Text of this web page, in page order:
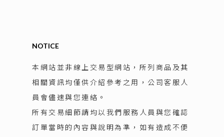
NOTICE
本網站並非線上交易型網站，所列商品及其
相關資訊均僅供介紹參考之用，公司客服人
員會儘速與您連絡。
所有交易細節請均以我們服務人員與您確認
訂單當時的內容與說明為準，如有造成不便